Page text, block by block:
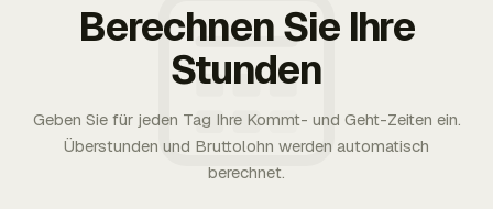
Berechnen Sie Ihre
Stunden
Geben Sie für jeden Tag Ihre Kommt- und Geht-Zeiten ein.
Überstunden und Bruttolohn werden automatisch
berechnet.